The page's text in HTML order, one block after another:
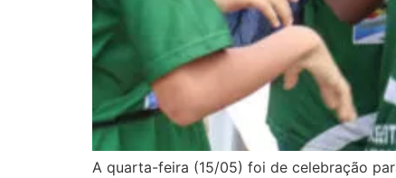
A quarta-feira (15/05) foi de celebração